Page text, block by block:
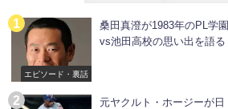
エピソード・裏話
桑田真澄が1983年のPL学園
vs池田高校の思い出を語る
元ヤクルト・ホージーが日